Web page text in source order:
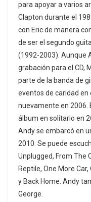
para apoyar a varios
Clapton durante el
con Eric de manera
de ser el segundo
(1992-2003). Aunque
grabación para el CD,
parte de la banda de
eventos de caridad en
nuevamente en 2006.
álbum en solitario en
Andy se embarcó en
2010. Se puede
Unplugged, From The
Reptile, One More
y Back Home. Andy
George.